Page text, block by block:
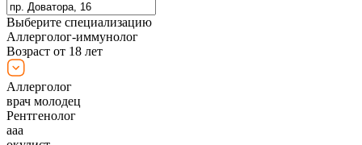
Выберите специализацию
Аллерголог-иммунолог
Возраст от 18 лет
Аллерголог
врач молодец
Рентгенолог
ааа